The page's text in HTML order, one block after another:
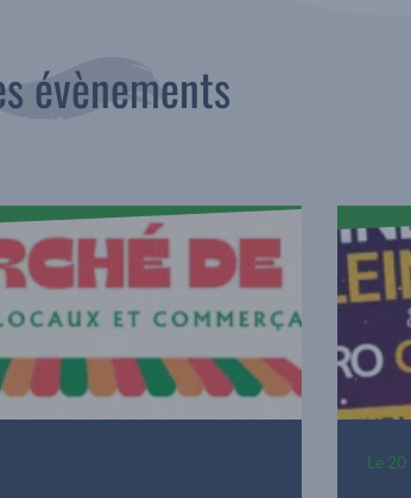
évènements
Le 20